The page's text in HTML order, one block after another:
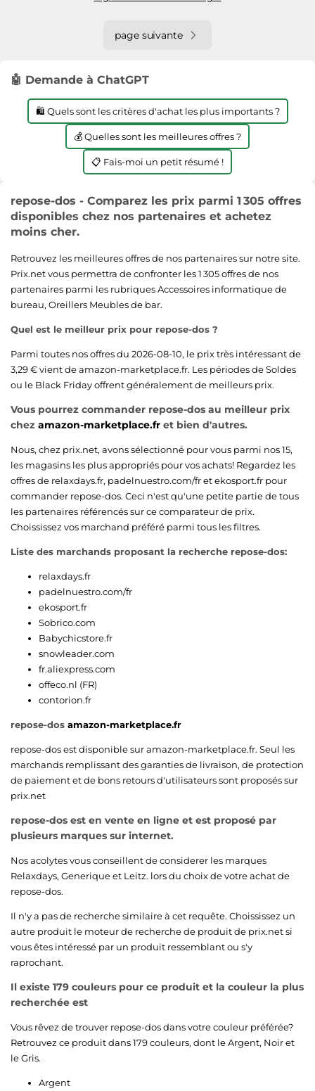
page suivante
🤖 Demande à ChatGPT
🛍️ Quels sont les critères d'achat les plus importants ?
💰 Quelles sont les meilleures offres ?
📋 Fais-moi un petit résumé !
repose-dos - Comparez les prix parmi 1 305 offres
disponibles chez nos partenaires et achetez
moins cher.
Retrouvez les meilleures offres de nos partenaires sur notre site.
Prix.net vous permettra de confronter les 1 305 offres de nos
partenaires parmi les rubriquesAccessoires informatique de
bureau, Oreillers Meubles de bar.
Quel est le meilleur prix pour repose-dos ?
Parmi toutes nos offres du 2026-08-10, le prix très intéressant de
3,29 € vient deamazon-marketplace.fr. Les périodes de Soldes
ou le Black Friday offrent généralement de meilleurs prix.
Vous pourrez commander repose-dos au meilleur prix
chez amazon-marketplace.fr et bien d'autres.
Nous, chez prix.net, avons sélectionné pour vous parmi nos 15,
les magasins les plus appropriés pour vos achats! Regardez les
offres de relaxdays.fr, padelnuestro.com/fretekosport.fr pour
commander repose-dos. Ceci n'est qu'une petite partie de tous
les partenaires référencés sur ce comparateur de prix.
Choississez vos marchand préféré parmi tous les filtres.
Liste des marchands proposant la recherche repose-dos:
relaxdays.fr
padelnuestro.com/fr
ekosport.fr
Sobrico.com
Babychicstore.fr
snowleader.com
fr.aliexpress.com
offeco.nl (FR)
contorion.fr
repose-dos amazon-marketplace.fr
repose-dos est disponible suramazon-marketplace.fr. Seul les
marchands remplissant des garanties de livraison, de protection
de paiement et de bons retours d'utilisateurs sont proposés sur
prix.net
repose-dos est en vente en ligne et est proposé par
plusieurs marques sur internet.
Nos acolytes vous conseillent de considerer les marques
Relaxdays, Generiqueet Leitz. lors du choix de votre achat de
repose-dos.
Il n'y a pas de recherche similaire à cet requête. Choississez un
autre produit le moteur de recherche de produit de prix.net si
vous êtes intéressé par un produit ressemblant ou s'y
raprochant.
Il existe 179 couleurs pour ce produit et la couleur la plus
recherchée est
Vous rêvez de trouver repose-dos dans votre couleur préférée?
Retrouvez ce produit dans 179 couleurs, dont leArgent, Noiret
leGris.
Argent